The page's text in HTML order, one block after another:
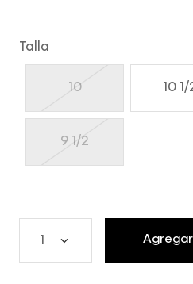
Talla
10 10 1/
9 1/2